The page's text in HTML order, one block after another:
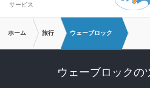
サービス
ホーム 旅行 ウェーブロック
ウェーブロックの